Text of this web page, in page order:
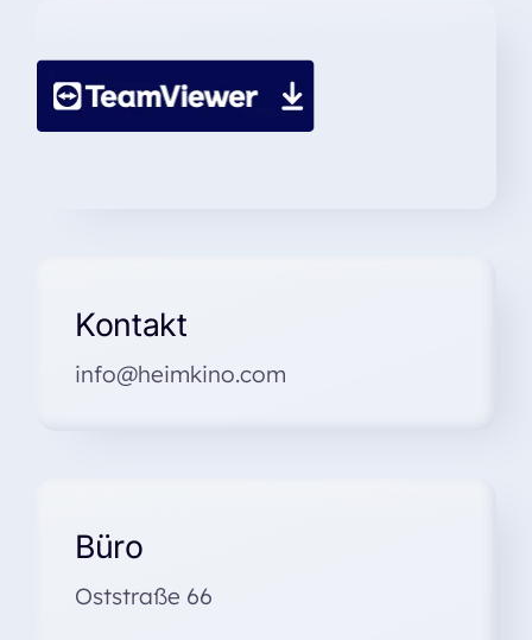
Kontakt
info@heimkino.com
Büro
Oststraße 66